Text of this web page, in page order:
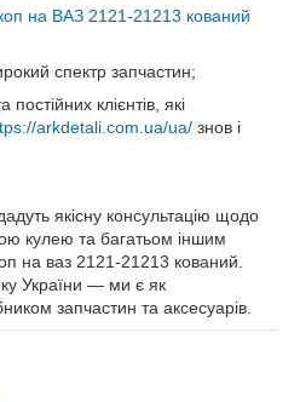
на ВАЗ 2121-21213 кований
спектр запчастин;
постійних клієнтів, які
arkdetali.com.ua/ua/ знов і
якісну консультацію щодо
кулею та багатьом іншим
на ваз 2121-21213 кований.
України — ми є як
запчастин та аксесуарів.